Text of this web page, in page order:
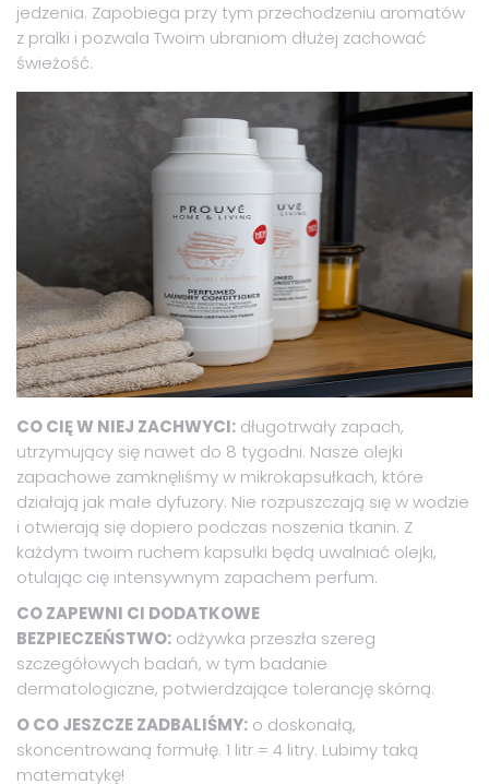
jedzenia. Zapobiega przy tym przechodzeniu aromatów
z pralki i pozwala Twoim ubraniom dłużej zachować
świeżość.
CO CIĘ W NIEJ ZACHWYCI: długotrwały zapach,
utrzymujący się nawet do 8 tygodni. Nasze olejki
zapachowe zamknęliśmy w mikrokapsułkach, które
działają jak małe dyfuzory. Nie rozpuszczają się w wodzie
i otwierają się dopiero podczas noszenia tkanin. Z
każdym twoim ruchem kapsułki będą uwalniać olejki,
otulając cię intensywnym zapachem perfum.
CO ZAPEWNI CI DODATKOWE
BEZPIECZEŃSTWO: odżywka przeszła szereg
szczegółowych badań, w tym badanie
dermatologiczne, potwierdzające tolerancję skórną.
O CO JESZCZE ZADBALIŚMY: o doskonałą,
skoncentrowaną formułę. 1 litr = 4 litry. Lubimy taką
matematykę!